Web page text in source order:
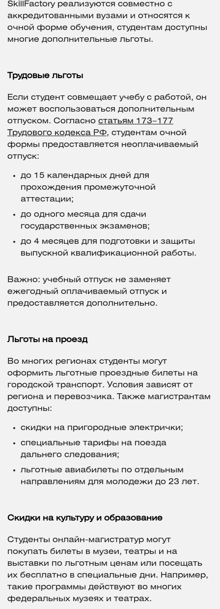
SkillFactory реализуются совместно с
аккредитованными вузами и относятся к
очной форме обучения, студентам доступны
многие дополнительные льготы.
Трудовые льготы
Если студент совмещает учебу с работой, он
может воспользоваться дополнительным
отпуском. Согласно статьям 173–177
Трудового кодекса РФ, студентам очной
формы предоставляется неоплачиваемый
отпуск:
до 15 календарных дней для
прохождения промежуточной
аттестации;
до одного месяца для сдачи
государственных экзаменов;
до 4 месяцев для подготовки и защиты
выпускной квалификационной работы.
Важно: учебный отпуск не заменяет
ежегодный оплачиваемый отпуск и
предоставляется дополнительно.
Льготы на проезд
Во многих регионах студенты могут
оформить льготные проездные билеты на
городской транспорт. Условия зависят от
региона и перевозчика. Также магистрантам
доступны:
скидки на пригородные электрички;
специальные тарифы на поезда
дальнего следования;
льготные авиабилеты по отдельным
направлениям для молодежи до 23 лет.
Скидки на культуру и образование
Студенты онлайн-магистратур могут
покупать билеты в музеи, театры и на
выставки по льготным ценам или посещать
их бесплатно в специальные дни. Например,
такие программы действуют во многих
федеральных музеях и театрах.